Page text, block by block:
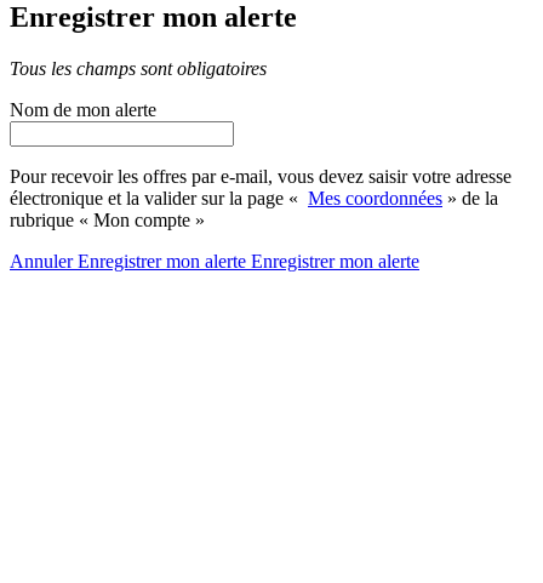
Enregistrer mon alerte
Tous les champs sont obligatoires
Nom de mon alerte
Pour recevoir les offres par e-mail, vous devez saisir votre adresse
électronique et la valider sur la page « Mes coordonnées » de la
rubrique « Mon compte »
AnnulerEnregistrer mon alerte Enregistrermon alerte